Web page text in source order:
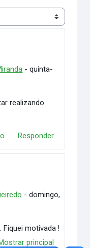
-quinta-
realizando
Responder
da Silva Miranda
- domingo,
Fiquei motivada !
principal